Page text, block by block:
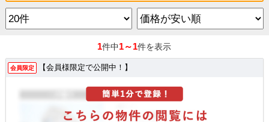
1件中1～1件を表示
会員限定 【会員様限定で公開中！】